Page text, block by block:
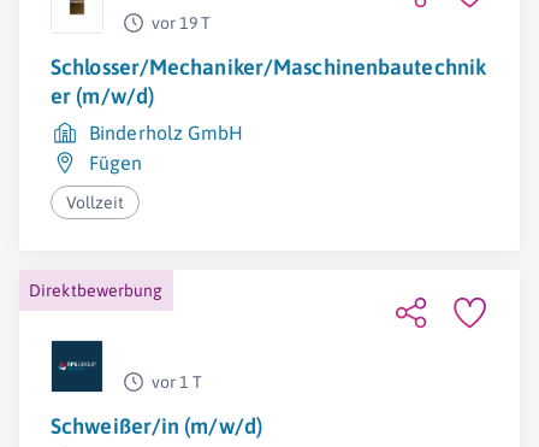
vor 19 T
Schlosser/Mechaniker/Maschinenbautechnik
er (m/w/d)
Binderholz GmbH
Fügen
Vollzeit
Direktbewerbung
vor 1 T
Schweißer/in (m/w/d)